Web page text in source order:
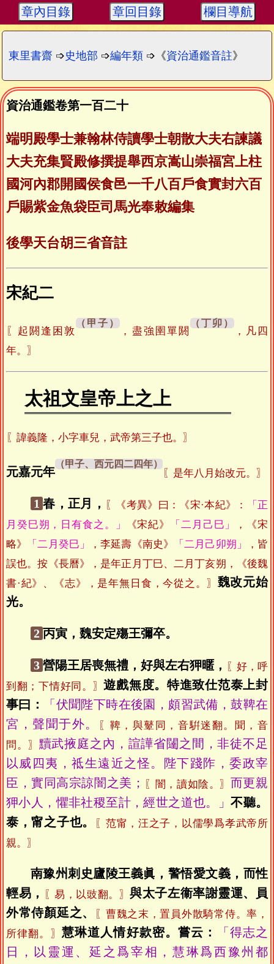
章內目錄 章回目錄 欄目導航
東里書齋 ➩史地部 ➩編年類 ➩《資治通鑑音註》
資治通鑑卷第一百二十
端明殿學士兼翰林侍讀學士朝散大夫右諫議
大夫充集賢殿修撰提舉西京嵩山崇福宮上柱
國河內郡開國侯食邑一千八百戶食實封六百
戶賜紫金魚袋臣司馬光奉敕編集
後學天台胡三省音註
宋紀二
〖起閼逢困敦 ，盡強圉單閼
，凡四
年。〗
太祖文皇帝上之上
〖諱義隆，小字車兒，武帝第三子也。〗
元嘉元年 〖是年八月始改元。〗
1 春，正月， 〖《考異》曰：《宋·本紀》：
「正
月癸巳朔，日有食之。」
《宋紀》 「二月己巳」
，《宋
略》
「二月癸巳」 ，李延壽《南史》 「二月己卯朔」
，皆
誤也。按《長曆》，是年正月丁巳、二月丁亥朔，《後魏
書·紀》、《志》，是年無日食，今從之。〗魏改元始
光。
2 丙寅，魏安定殤王彌卒。
3 營陽王居喪無禮，好與左右狎暱，
〖好，呼
到翻；下情好同。〗遊戲無度。特進致仕范泰上封
事曰：
「伏聞陛下時在後園，頗習武備，鼓鞞在
宮，聲聞于外。
〖鞞，與鼙同，音騈迷翻。聞，音
問。〗 黷武掖庭之內，諠譁省闥之間，非徒不足
以威四夷，祗生遠近之怪。陛下踐阼，委政宰
臣，實同高宗諒闇之美；
〖闇，讀如陰。〗 而更親
狎小人，懼非社稷至計，經世之道也。」不聽。
泰，甯之子也。
〖范甯，汪之子，以儒學爲孝武帝所
親。〗
南豫州刺史廬陵王義眞，警悟愛文義，而性
輕易，
〖易，以豉翻。〗與太子左衞率謝靈運、員
外常侍顏延之、
〖曹魏之末，置員外散騎常侍。率，
所律翻。〗 慧琳道人情好款密。嘗云：
「得志之
日，以靈運、延之爲宰相，慧琳爲西豫州都